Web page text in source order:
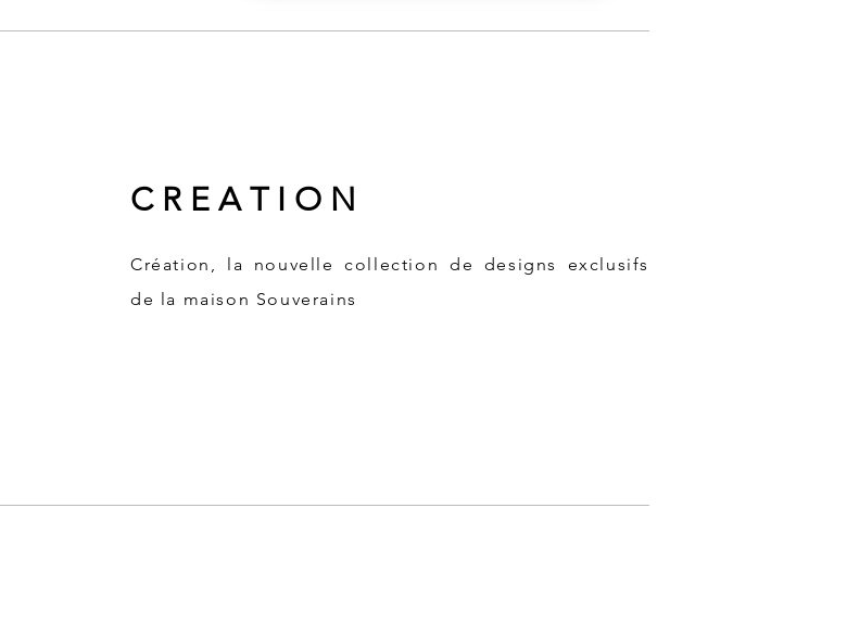
C R E A T I O N
Création, la nouvelle collection de designs exclusifs
de la maison Souverains